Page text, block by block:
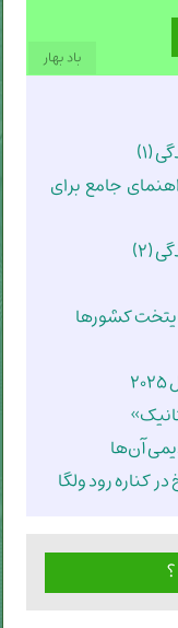
باد بهار
(۱)
جامع برای
(۲)
کشورها
آن‌ها
کناره رود ولگا